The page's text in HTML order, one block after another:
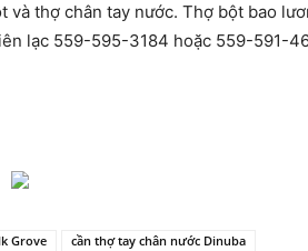
thợ chân tay nước. Thợ bột bao
lạc 559-595-3184 hoặc 559-591-
Grove cần thợ tay chân nước Dinuba